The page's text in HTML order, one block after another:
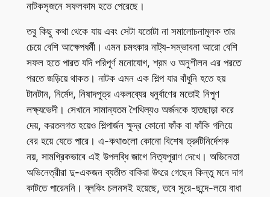
নাটকসৃজনে সফলকাম হতে পেরেছে।
তবু কিছু কথা থেকে যায় এবং সেটা যতোটা না সমালোচনামূলক তার
চেয়ে বেশি আক্ষেপধর্মী। এমন চমৎকার নাট্য-সম্ভাবনা আরো বেশি
সফল হতে পারত যদি পরিপূর্ণ মনোযোগ, শ্রম ও অনুশীলন এর পরতে
পরতে জড়িয়ে থাকত। নাটক এমন এক শিল্প যার বাঁধুনি হতে হয়
টানটান, নির্মেদ, নিষাদপুত্র একলব্যের ধনুর্বাণের মতোই নিপুণ
লক্ষ্যভেদী। সেখানে সামান্যতম শৈথিল্যও অর্জনকে হাতছাড়া করে
দেয়, করতলগত হয়েও শিল্পার্জন ক্ষুদ্র কোনো ফাঁক বা ফাঁকি গলিয়ে
বের হয়ে যেতে পারে। এ-কথাগুলো কোনো বিশেষ ত্রুটিনির্দেশক
নয়, সামগ্রিকভাবে এই উপলব্ধি জাগে নিত্যপুরাণ দেখে। অভিনেতা
অভিনেত্রীরা দু-একজন ব্যতীত বাকিরা উৎরে গেছেন কিন্তু মনে দাগ
কাটতে পারেননি। ব্লকিং চলনসই হয়েছে, তবে সুরে-ছন্দে-লয়ে বাধা